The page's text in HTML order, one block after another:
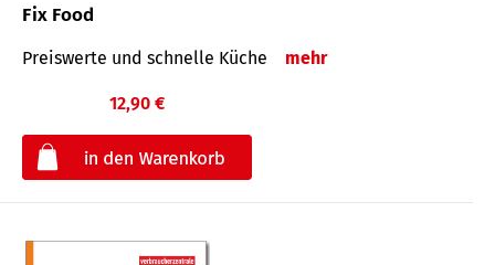
Fix Food
Preiswerte und schnelle Küche mehr
12,90 €